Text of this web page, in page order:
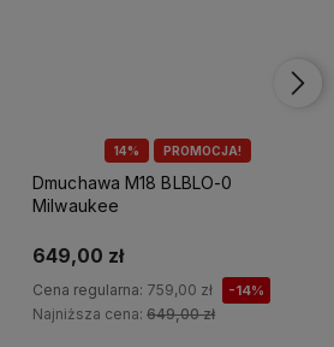
14% PROMOCJA!
Dmuchawa M18 BLBLO-0
Milwaukee
649,00 zł
Cena regularna: 759,00 zł -14%
Najniższa cena:649,00 zł